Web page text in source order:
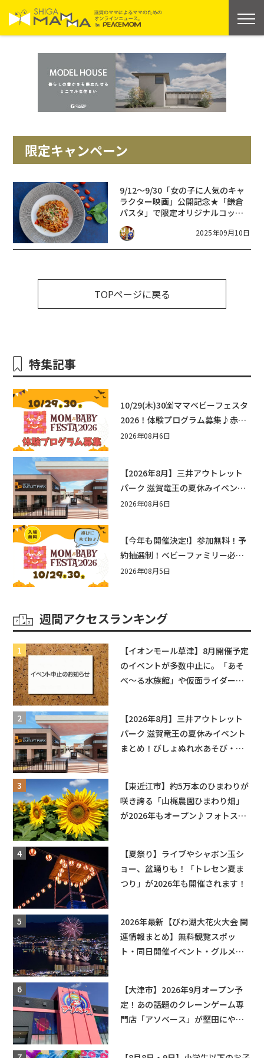
限定キャンペーン
9/12〜9/30「女の子に人気のキャ
ラクター映画」公開記念★「鎌倉
パスタ」で限定オリジナルコップ
がもらえる♪先着順無くなり次第
終了！＜イオンモール草津＞
2025年09月10日
TOPページに戻る
特集記事
10/29(木)30㈮ママベビーフェスタ
2026！体験プログラム募集♪赤ち
ゃん向けイベントに出演しません
2026年08月6日
【2026年8月】三井アウトレット
パーク 滋賀竜王の夏休みイベント
まとめ！びしょぬれ水あそび・激
2026年08月6日
【今年も開催決定!】参加無料！予
約抽選制！ベビーファミリー必見
☆入場無料☆10/29(木)30(金)ママ
2026年08月5日
週間アクセスランキング
【イオンモール草津】8月開催予定
のイベントが多数中止に。「あそ
べ〜る水族館」や仮面ライダーシ
【2026年8月】三井アウトレット
パーク 滋賀竜王の夏休みイベント
まとめ！びしょぬれ水あそび・激
【東近江市】約5万本のひまわりが
咲き誇る「山梶農園ひまわり畑」
が2026年もオープン♪フォトスポ
【夏祭り】ライブやシャボン玉シ
ョー、盆踊りも！「トレセン夏ま
つり」が2026年も開催されます！
2026年最新【びわ湖大花火大会 関
連情報まとめ】無料観覧スポッ
ト・同日開催イベント・グルメマ
【大津市】2026年9月オープン予
定！あの話題のクレーンゲーム専
門店「アソベース」が堅田にやっ